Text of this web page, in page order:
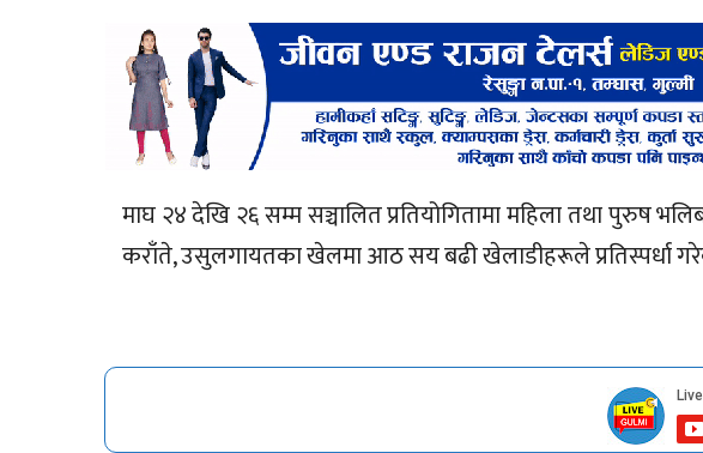
माघ २४ देखि २६ सम्म सञ्चालित प्रतियोगितामा महिला तथा पुरुष
कराँते, उसुलगायतका खेलमा आठ सय बढी खेलाडीहरूले प्रतिस्पर्धा